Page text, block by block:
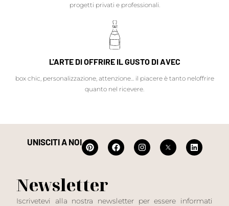
progetti privati e professionali.
L'ARTE DI OFFRIRE IL GUSTO DI AVEC
box chic, personalizzazione, attenzione... il piacere è tanto neloffrire
quanto nel ricevere.
UNISCITI A NOI
Newsletter
Iscrivetevi alla nostra newsletter per essere informati